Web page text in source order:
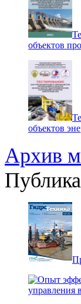
объектов
объектов
Архив
управления